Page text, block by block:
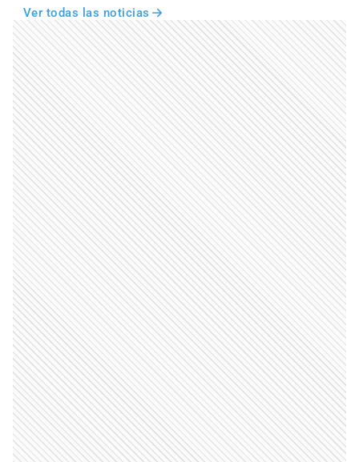
Ver todas las noticias